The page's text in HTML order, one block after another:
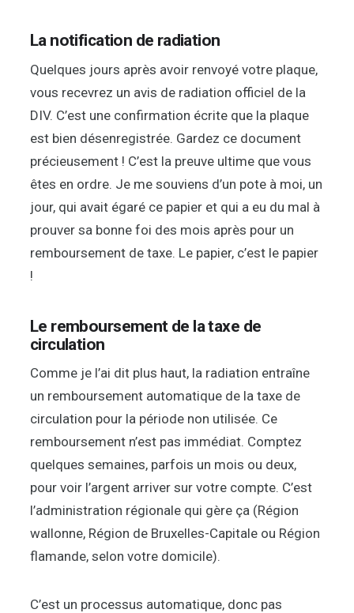
La notification de radiation
Quelques jours après avoir renvoyé votre plaque,
vous recevrez un avis de radiation officiel de la
DIV. C’est une confirmation écrite que la plaque
est bien désenregistrée. Gardez ce document
précieusement ! C’est la preuve ultime que vous
êtes en ordre. Je me souviens d’un pote à moi, un
jour, qui avait égaré ce papier et qui a eu du mal à
prouver sa bonne foi des mois après pour un
remboursement de taxe. Le papier, c’est le papier
!
Le remboursement de la taxe de
circulation
Comme je l’ai dit plus haut, la radiation entraîne
un remboursement automatique de la taxe de
circulation pour la période non utilisée. Ce
remboursement n’est pas immédiat. Comptez
quelques semaines, parfois un mois ou deux,
pour voir l’argent arriver sur votre compte. C’est
l’administration régionale qui gère ça (Région
wallonne, Région de Bruxelles-Capitale ou Région
flamande, selon votre domicile).
C’est un processus automatique, donc pas